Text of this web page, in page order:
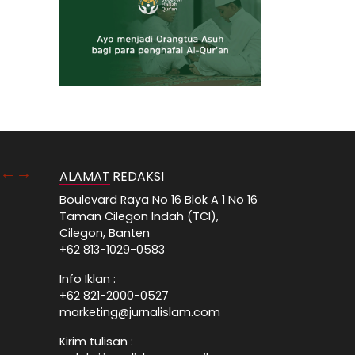
ALAMAT REDAKSI
Boulevard Raya No 16 Blok A 1 No 16
Taman Cilegon Indah (TCI),
Cilegon, Banten
+62 813-1029-0583
Info Iklan :
+62 821-2000-0527
marketing@jurnalislam.com
Kirim tulisan :